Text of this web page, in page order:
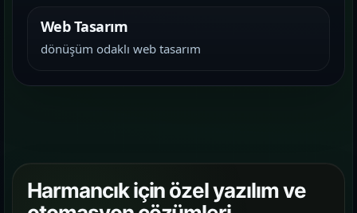
Web Tasarım
dönüşüm odaklı web tasarım
Harmancık için özel yazılım ve